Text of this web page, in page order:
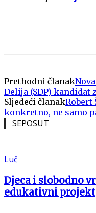
Prethodni članak
Delija (SDP) kandidat
Sljedeći članakRobert
konkretno, ne samo
SEPOSUT
Luč
Djeca i slobodno
edukativni projekt